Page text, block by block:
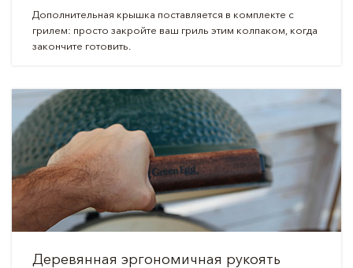
Дополнительная крышка поставляется в комплекте с
грилем: просто закройте ваш гриль этим колпаком, когда
закончите готовить.
Деревянная эргономичная рукоять